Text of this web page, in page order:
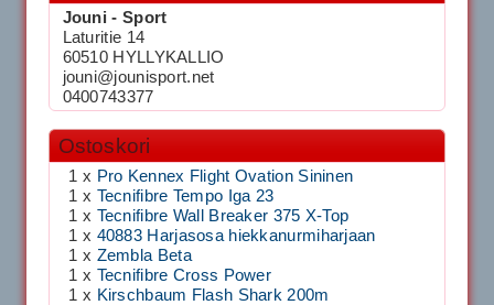
Jouni - Sport
Laturitie 14
60510 HYLLYKALLIO
jouni@jounisport.net
0400743377
Ostoskori
1 x Pro Kennex Flight Ovation Sininen
1 x Tecnifibre Tempo Iga 23
1 x Tecnifibre Wall Breaker 375 X-Top
1 x 40883 Harjasosa hiekkanurmiharjaan
1 x Zembla Beta
1 x Tecnifibre Cross Power
1 x Kirschbaum Flash Shark 200m